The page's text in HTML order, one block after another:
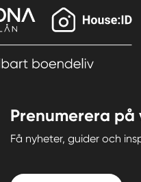
Prenumerera
Få nyheter, guider och